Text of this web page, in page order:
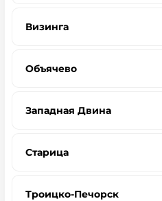
Визинга
Объячево
Западная Двина
Старица
Троицко-Печорск